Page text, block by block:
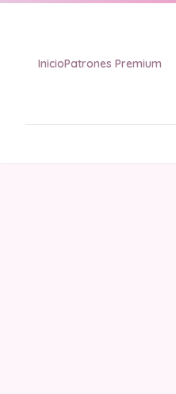
InicioPatrones Premium